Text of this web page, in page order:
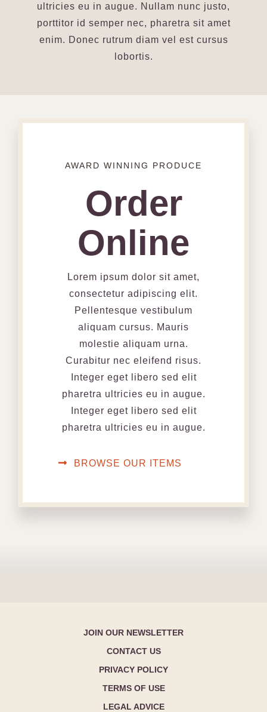
ultricies eu in augue. Nullam nunc justo,
porttitor id semper nec, pharetra sit amet
enim. Donec rutrum diam vel est cursus
lobortis.
AWARD WINNING PRODUCE
Order
Online
Lorem ipsum dolor sit amet,
consectetur adipiscing elit.
Pellentesque vestibulum
aliquam cursus. Mauris
molestie aliquam urna.
Curabitur nec eleifend risus.
Integer eget libero sed elit
pharetra ultricies eu in augue.
Integer eget libero sed elit
pharetra ultricies eu in augue.
BROWSE OUR ITEMS
JOIN OUR NEWSLETTER
CONTACT US
PRIVACY POLICY
TERMS OF USE
LEGAL ADVICE